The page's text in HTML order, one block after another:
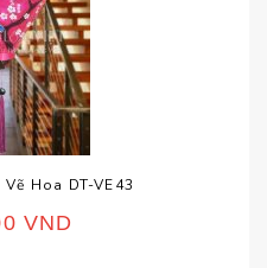
Hoa DT-VE43
VND